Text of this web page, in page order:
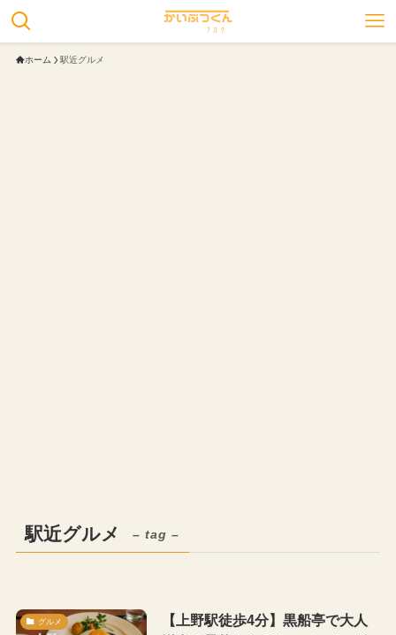
ホーム 駅近グルメ
駅近グルメ – tag –
グルメ
【上野駅徒歩4分】黒船亭で大人